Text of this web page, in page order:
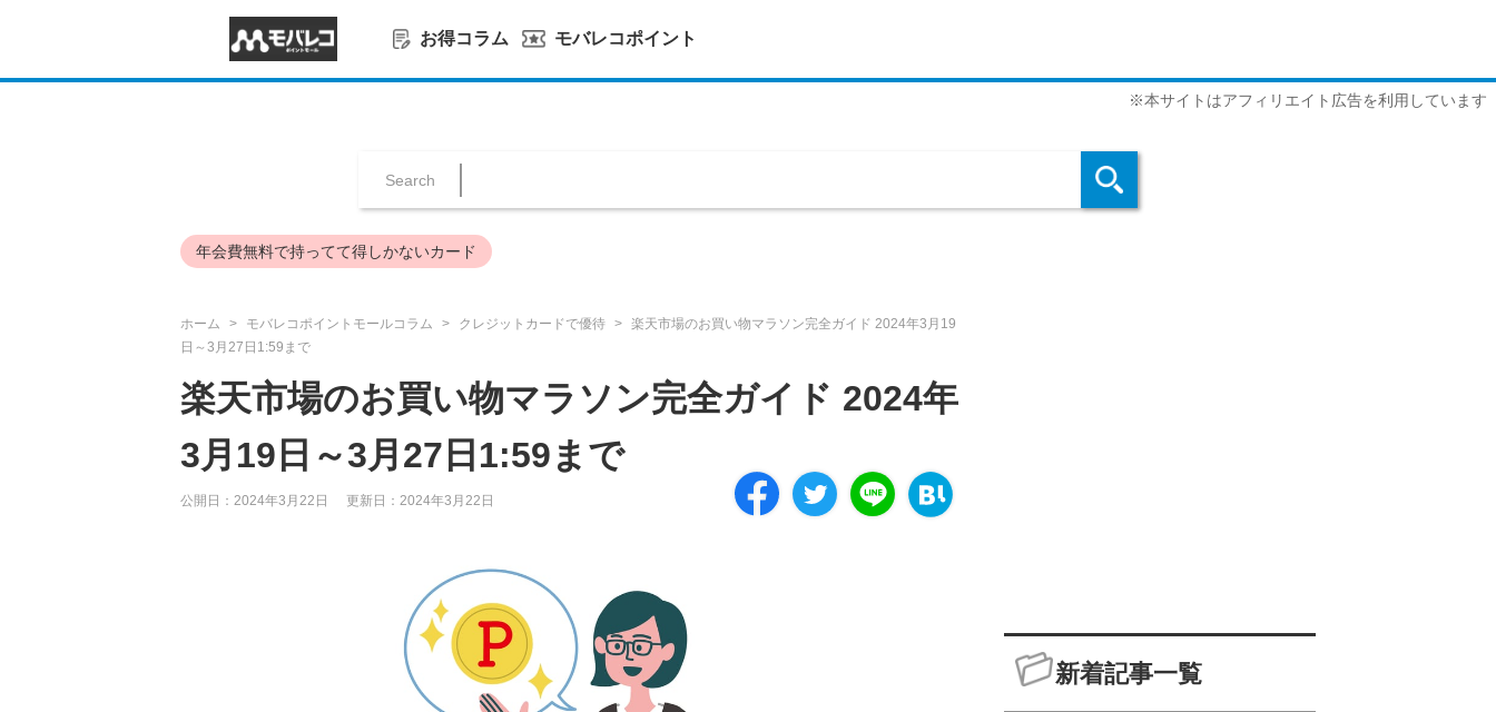
お得コラム モバレコポイント
※本サイトはアフィリエイト広告を利用しています
Search
年会費無料で持ってて得しかないカード
ホーム モバレコポイントモールコラム クレジットカードで優待
楽天市場のお買い物マラソン完全ガイド 2024年3月19
日～3月27日1:59まで
楽天市場のお買い物マラソン完全ガイド 2024年
3月19日～3月27日1:59まで
公開日： 2024年3月22日 更新日： 2024年3月22日
新着記事一覧